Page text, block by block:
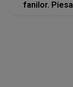
fanilor.